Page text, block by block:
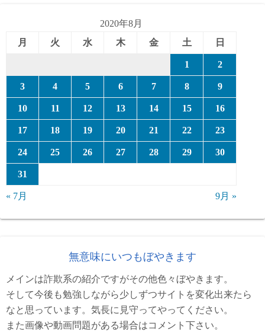
2020年8月
月
火 水 木 金 土 日
1 2
3 4 5 6 7 8 9
10 11 12 13 14 15 16
17 18 19 20 21 22 23
24 25 26 27 28 29 30
31
« 7月 9月 »
無意味にいつもぼやきます
メインは詐欺系の紹介ですがその他色々ぼやきます。
そして今後も勉強しながら少しずつサイトを変化出来たら
なと思っています。気長に見守ってやってください。
また画像や動画問題がある場合はコメント下さい。